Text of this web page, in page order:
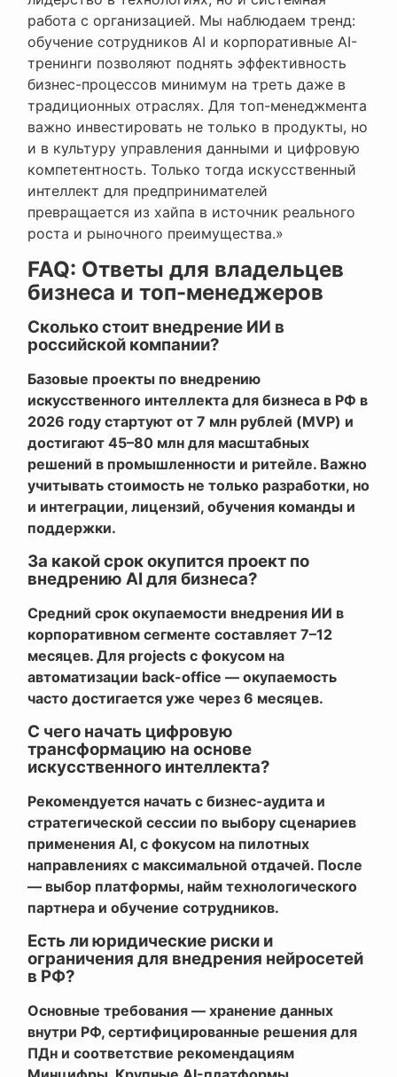
работа с организацией. Мы наблюдаем тренд:
обучение сотрудников AI и корпоративные AI-
тренинги позволяют поднять эффективность
бизнес-процессов минимум на треть даже в
традиционных отраслях. Для топ-менеджмента
важно инвестировать не только в продукты, но
и в культуру управления данными и цифровую
компетентность. Только тогда искусственный
интеллект для предпринимателей
превращается из хайпа в источник реального
роста и рыночного преимущества.»
FAQ: Ответы для владельцев
бизнеса и топ-менеджеров
Сколько стоит внедрение ИИ в
российской компании?
Базовые проекты по внедрению
искусственного интеллекта для бизнеса в РФ в
2026 году стартуют от 7 млн рублей (MVP) и
достигают 45–80 млн для масштабных
решений в промышленности и ритейле. Важно
учитывать стоимость не только разработки, но
и интеграции, лицензий, обучения команды и
поддержки.
За какой срок окупится проект по
внедрению AI для бизнеса?
Средний срок окупаемости внедрения ИИ в
корпоративном сегменте составляет 7–12
месяцев. Для projects с фокусом на
автоматизации back-office — окупаемость
часто достигается уже через 6 месяцев.
С чего начать цифровую
трансформацию на основе
искусственного интеллекта?
Рекомендуется начать с бизнес-аудита и
стратегической сессии по выбору сценариев
применения AI, с фокусом на пилотных
направлениях с максимальной отдачей. После
— выбор платформы, найм технологического
партнера и обучение сотрудников.
Есть ли юридические риски и
ограничения для внедрения нейросетей
в РФ?
Основные требования — хранение данных
внутри РФ, сертифицированные решения для
ПДн и соответствие рекомендациям